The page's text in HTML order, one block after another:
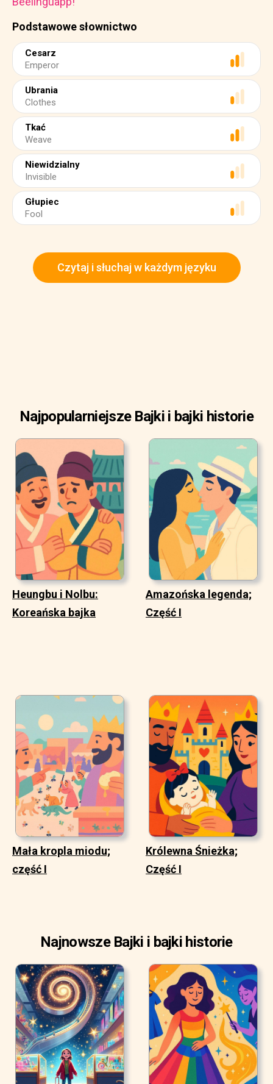
Podstawowe słownictwo
Cesarz
Emperor
Ubrania
Clothes
Tkać
Weave
Niewidzialny
Invisible
Głupiec
Fool
Czytaj i słuchaj w każdym języku
Najpopularniejsze Bajki i bajki historie
Heungbu i Nolbu:
Koreańska bajka
Amazońska legenda;
Część I
Mała kropla miodu;
część I
Królewna Śnieżka;
Część I
Najnowsze Bajki i bajki historie